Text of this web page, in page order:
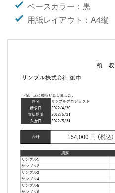
ベースカラー：黒
用紙レイアウト：A4縦